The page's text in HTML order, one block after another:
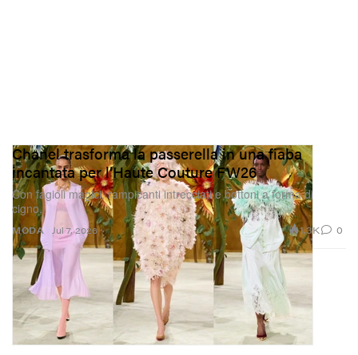
MODA
Chanel trasforma la passerella in una fiaba
incantata per l’Haute Couture FW26
Con fagioli magici, rampicanti intrecciati e bottoni a forma di
cigno.
Jul 7, 2026 1.3K 0